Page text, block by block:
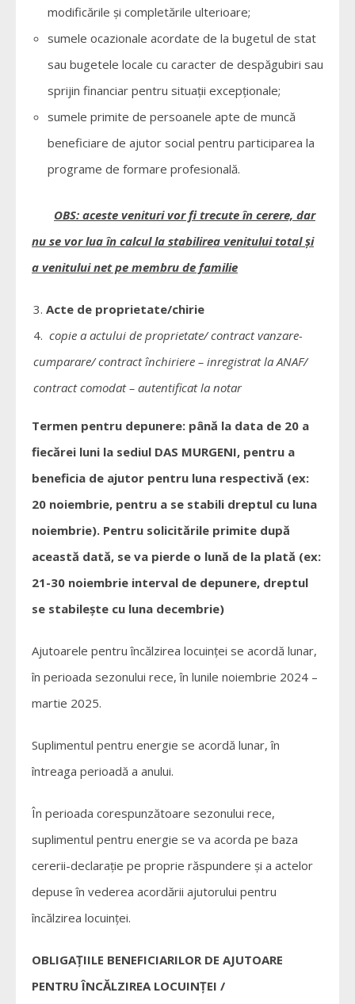
modificările şi completările ulterioare;
sumele ocazionale acordate de la bugetul de stat
sau bugetele locale cu caracter de despăgubiri sau
sprijin financiar pentru situații excepționale;
sumele primite de persoanele apte de muncă
beneficiare de ajutor social pentru participarea la
programe de formare profesională.
OBS: aceste venituri vor fi trecute în cerere, dar
nu se vor lua în calcul la stabilirea venitului total şi
a venitului net pe membru de familie
Acte de proprietate/chirie
copie a actului de proprietate/ contract vanzare-
cumparare/ contract închiriere – inregistrat la ANAF/
contract comodat – autentificat la notar
Termen pentru depunere: până la data de 20 a
fiecărei luni la sediul DAS MURGENI, pentru a
beneficia de ajutor pentru luna respectivă (ex:
20 noiembrie, pentru a se stabili dreptul cu luna
noiembrie). Pentru solicitările primite după
această dată, se va pierde o lună de la plată (ex:
21-30 noiembrie interval de depunere, dreptul
se stabilește cu luna decembrie)
Ajutoarele pentru încălzirea locuinței se acordă lunar,
în perioada sezonului rece, în lunile noiembrie 2024 –
martie 2025.
Suplimentul pentru energie se acordă lunar, în
întreaga perioadă a anului.
În perioada corespunzătoare sezonului rece,
suplimentul pentru energie se va acorda pe baza
cererii-declarație pe proprie răspundere și a actelor
depuse în vederea acordării ajutorului pentru
încălzirea locuinței.
OBLIGAŢIILE BENEFICIARILOR DE AJUTOARE
PENTRU ÎNCĂLZIREA LOCUINŢEI /